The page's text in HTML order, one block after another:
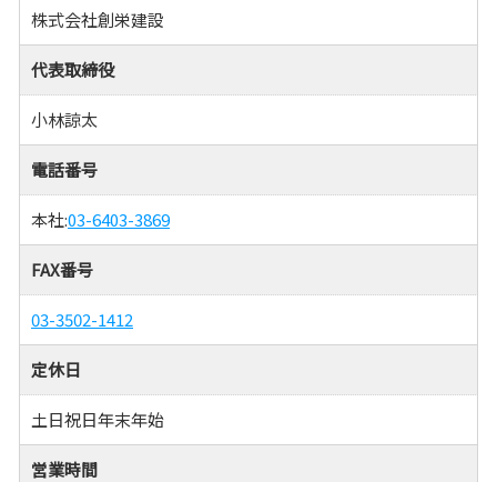
株式会社創栄建設
代表取締役
小林諒太
電話番号
本社:03-6403-3869
FAX番号
03-3502-1412
定休日
土日祝日年末年始
営業時間